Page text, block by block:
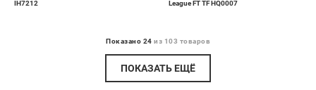
IH7212
League FT TF HQ0007
Показано 24 из 103 товаров
ПОКАЗАТЬ ЕЩЁ